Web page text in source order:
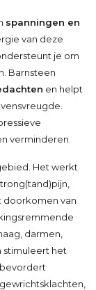
spanningen en
van deze
je om
Barnsteen
en helpt
verminderen.
Het werkt
doorkomen van
darmen,
stimuleert het